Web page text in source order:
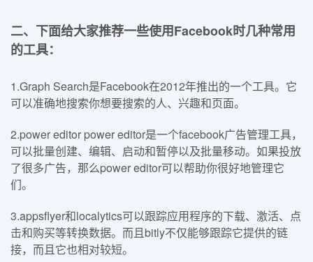
二、下面给大家推荐一些使用Facebook时几种常用
的工具：
1.Graph Search是Facebook在2012年推出的一个工具。它
可以准确地搜索你想要搜索的人、兴趣和页面。
2.power editor power editor是一个facebook广告管理工具，
可以批量创建、编辑、启动和暂停以及批量移动。如果投放
了很多广告，那么power editor可以帮助你很好地管理它
们。
3.appsflyer和localytics可以跟踪应用程序的下载、激活、点
击和购买等转换数据。而且bitly不仅能够跟踪它提供的链
接，而且它也相对较短。